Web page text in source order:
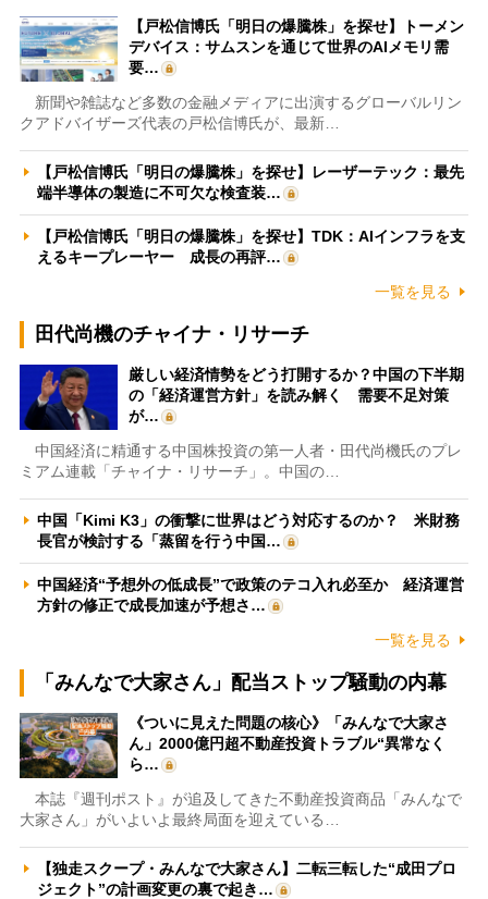
【戸松信博氏「明日の爆騰株」を探せ】トーメン
デバイス：サムスンを通じて世界のAIメモリ需
要…
新聞や雑誌など多数の金融メディアに出演するグローバルリン
クアドバイザーズ代表の戸松信博氏が、最新…
【戸松信博氏「明日の爆騰株」を探せ】レーザーテック：最先
端半導体の製造に不可欠な検査装…
【戸松信博氏「明日の爆騰株」を探せ】TDK：AIインフラを支
えるキープレーヤー 成長の再評…
一覧を見る
田代尚機のチャイナ・リサーチ
厳しい経済情勢をどう打開するか？中国の下半期
の「経済運営方針」を読み解く 需要不足対策
が…
中国経済に精通する中国株投資の第一人者・田代尚機氏のプレ
ミアム連載「チャイナ・リサーチ」。中国の…
中国「Kimi K3」の衝撃に世界はどう対応するのか？ 米財務
長官が検討する「蒸留を行う中国…
中国経済“予想外の低成長”で政策のテコ入れ必至か 経済運営
方針の修正で成長加速が予想さ…
一覧を見る
「みんなで大家さん」配当ストップ騒動の内幕
《ついに見えた問題の核心》「みんなで大家さ
ん」2000億円超不動産投資トラブル“異常なく
ら…
本誌『週刊ポスト』が追及してきた不動産投資商品「みんなで
大家さん」がいよいよ最終局面を迎えている…
【独走スクープ・みんなで大家さん】二転三転した“成田プロ
ジェクト”の計画変更の裏で起き…